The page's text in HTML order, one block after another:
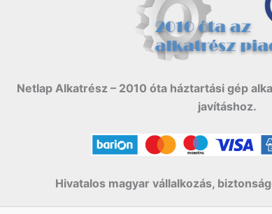
Netlap Alkatrész – 2010 óta háztartási gép
javításhoz.
Hivatalos magyar vállalkozás,